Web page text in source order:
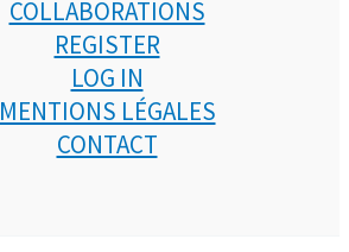
COLLABORATIONS
REGISTER
LOG IN
MENTIONS LÉGALES
CONTACT